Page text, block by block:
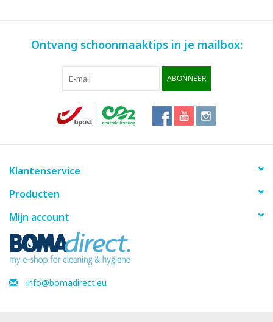
Ontvang schoonmaaktips in je mailbox:
ABONNEER
Klantenservice
Producten
Mijn account
info@bomadirect.eu